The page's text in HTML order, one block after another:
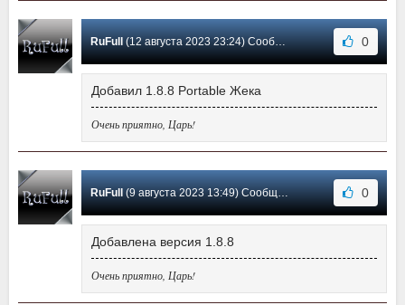
RuFull(12 августа 2023 23:24) Сообщение #21 0
Добавил 1.8.8 Portable Жека
Очень приятно, Царь!
RuFull(9 августа 2023 13:49) Сообщение #20 0
Добавлена версия 1.8.8
Очень приятно, Царь!